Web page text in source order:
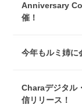
Anniversary
催！
今年もルミ姉に
Charaデジタル
信リリース！